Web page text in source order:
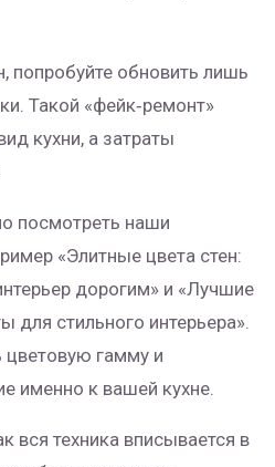
попробуйте обновить лишь
Такой «фейк‑ремонт»
кухни, а затраты
посмотреть наши
«Элитные цвета стен:
дорогим» и «Лучшие
для стильного интерьера».
цветовую гамму и
именно к вашей кухне.
вся техника вписывается в